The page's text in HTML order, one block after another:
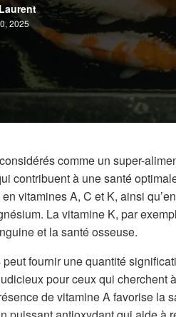
2025
comme un super-
contribuent à une santé
vitamines A, C et K, ainsi
La vitamine K, par
et la santé osseuse.
peut fournir une quantité
pour ceux qui cherchent
de vitamine A favorise la